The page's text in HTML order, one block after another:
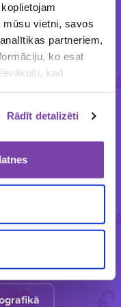
mūsu vietni, savos
partneriem,
ko esat
kad
Rādīt detalizēti
loterijās
IZSNIEDZĀM
€
vērtas balvas
Loterijas.lv
unikālu
loteriju